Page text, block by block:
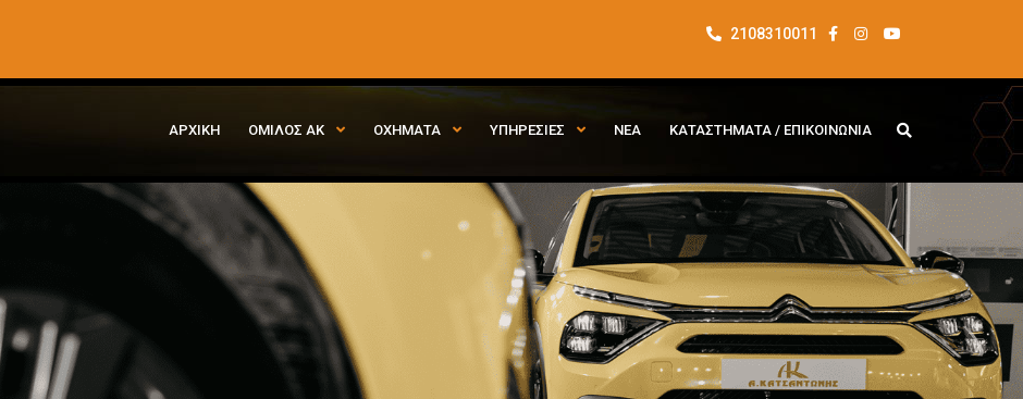
2108310011
ΑΡΧΙΚΗ ΟΜΙΛΟΣ ΑΚ ΟΧΗΜΑΤΑ ΥΠΗΡΕΣΙΕΣ ΝΕΑ ΚΑΤΑΣΤΗΜΑΤΑ / ΕΠΙΚΟΙΝΩΝΙΑ